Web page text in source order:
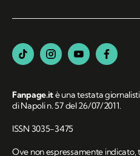
Fanpage.itè una testata
di Napoli n. 57 del 26/07/2011.
ISSN 3035-3475
Ove non espressamente